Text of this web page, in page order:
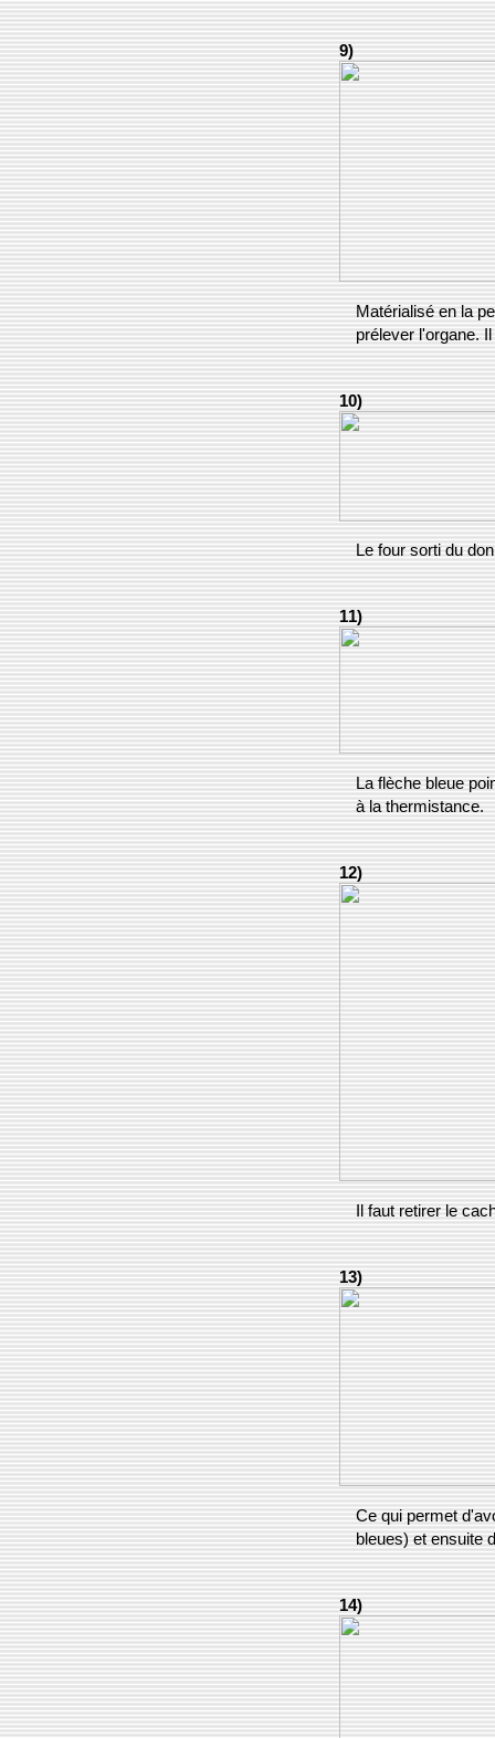
9)
Matérialisé en la
prélever l'organe.
10)
Le four sorti du
11)
La flèche bleue
à la thermistance.
12)
Il faut retirer le
13)
Ce qui permet
bleues) et ensuite
14)